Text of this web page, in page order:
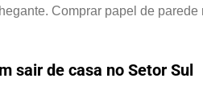
Comprar papel de parede
sair de casa no Setor Sul